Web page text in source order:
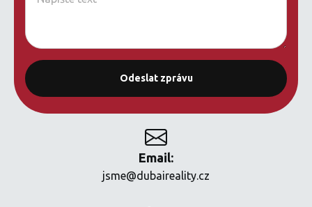
Email:
jsme@dubaireality.cz